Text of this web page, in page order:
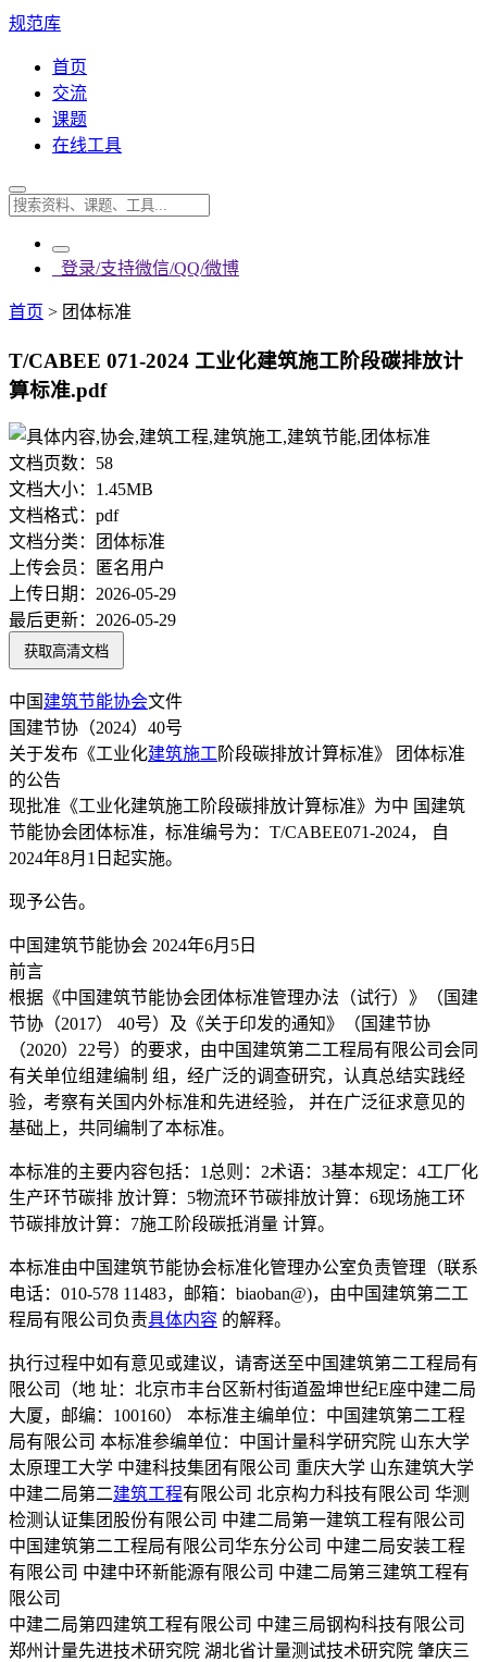
规范库
首页
交流
课题
在线工具
登录/支持微信/QQ/微博
首页 > 团体标准
T/CABEE 071-2024 工业化建筑施工阶段碳排放计
算标准.pdf
文档页数： 58
文档大小： 1.45MB
文档格式： pdf
文档分类：
团体标准
上传会员：
匿名用户
上传日期： 2026-05-29
最后更新： 2026-05-29
获取高清文档
中国 建筑节能协会文件
国建节协（2024）40号
关于发布《工业化建筑施工阶段碳排放计算标准》 团体标准
的公告
现批准《工业化建筑施工阶段碳排放计算标准》为中 国建筑
节能协会团体标准，标准编号为：T/CABEE071-2024， 自
2024年8月1日起实施。
现予公告。
中国建筑节能协会 2024年6月5日
前言
根据《中国建筑节能协会团体标准管理办法（试行）》（国建
节协（2017） 40号）及《关于印发的通知》（国建节协
（2020）22号）的要求，由中国建筑第二工程局有限公司会同
有关单位组建编制 组，经广泛的调查研究，认真总结实践经
验，考察有关国内外标准和先进经验， 并在广泛征求意见的
基础上，共同编制了本标准。
本标准的主要内容包括：1总则：2术语：3基本规定：4工厂化
生产环节碳排 放计算：5物流环节碳排放计算：6现场施工环
节碳排放计算：7施工阶段碳抵消量 计算。
本标准由中国建筑节能协会标准化管理办公室负责管理（联系
电话：010-578 11483，邮箱：biaoban@)，由中国建筑第二工
程局有限公司负责具体内容 的解释。
执行过程中如有意见或建议，请寄送至中国建筑第二工程局有
限公司（地 址：北京市丰台区新村街道盈坤世纪E座中建二局
大厦，邮编：100160） 本标准主编单位：中国建筑第二工程
局有限公司 本标准参编单位：中国计量科学研究院 山东大学
太原理工大学 中建科技集团有限公司 重庆大学 山东建筑大学
中建二局第二建筑工程有限公司 北京构力科技有限公司 华测
检测认证集团股份有限公司 中建二局第一建筑工程有限公司
中国建筑第二工程局有限公司华东分公司 中建二局安装工程
有限公司 中建中环新能源有限公司 中建二局第三建筑工程有
限公司
中建二局第四建筑工程有限公司 中建三局钢构科技有限公司
郑州计量先进技术研究院 湖北省计量测试技术研究院 肇庆三